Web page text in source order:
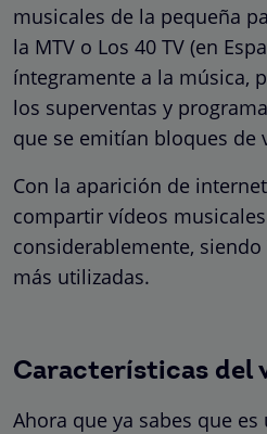
musicales de la pequeña
la MTV o Los 40 TV (en
íntegramente a la música,
los superventas y
que se emitían bloques de
Con la aparición de
compartir vídeos
considerablemente, siendo
más utilizadas.
Características del
Ahora que ya sabes que